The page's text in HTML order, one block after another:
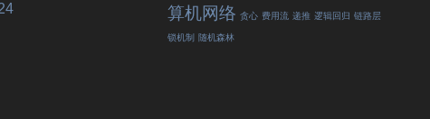
算机网络 贪心 费用流 递推 逻辑回归 链路层
锁机制 随机森林